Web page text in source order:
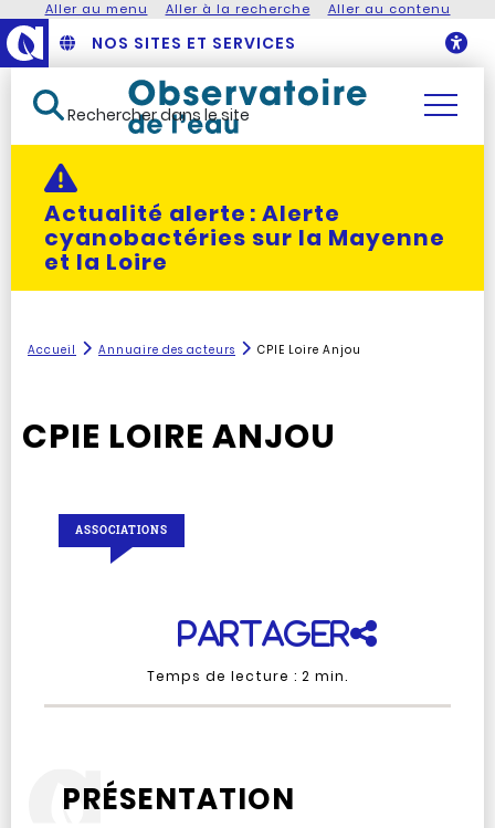
Aller au menu Aller à la recherche Aller au contenu
NOS SITES ET SERVICES
Rechercher dans le site
Actualité alerte : Alerte
cyanobactéries sur la Mayenne
et la Loire
Accueil Annuaire des acteurs CPIE Loire Anjou
CPIE LOIRE ANJOU
ASSOCIATIONS
Temps de lecture : 2 min.
Partager
PRÉSENTATION